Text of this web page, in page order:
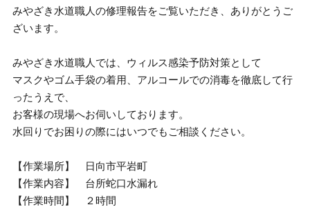
みやざき水道職人の修理報告をご覧いただき、ありがとうご
ざいます。
みやざき水道職人では、ウィルス感染予防対策として
マスクやゴム手袋の着用、アルコールでの消毒を徹底して行
ったうえで、
お客様の現場へお伺いしております。
水回りでお困りの際にはいつでもご相談ください。
【作業場所】 日向市平岩町
【作業内容】 台所蛇口水漏れ
【作業時間】 ２時間